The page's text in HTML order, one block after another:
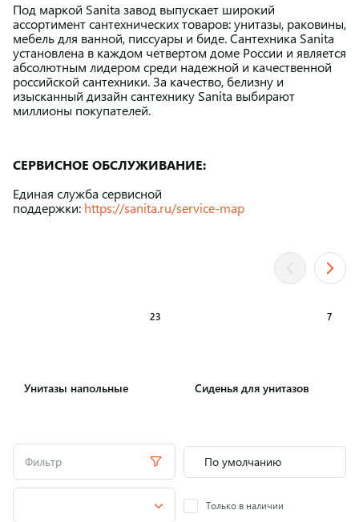
Под маркой Sanita завод выпускает широкий
ассортимент сантехнических товаров: унитазы, раковины,
мебель для ванной, писсуары и биде. Сантехника Sanita
установлена в каждом четвертом доме России и является
абсолютным лидером среди надежной и качественной
российской сантехники. За качество, белизну и
изысканный дизайн сантехнику Sanita выбирают
миллионы покупателей.
СЕРВИСНОЕ ОБСЛУЖИВАНИЕ:
Единая служба сервисной
поддержки: https://sanita.ru/service-map
Унитазы напольные
23
Сиденья для унитазов
7
Фильтр
Только в наличии